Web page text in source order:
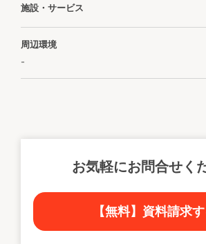
施設・サービス
周辺環境
-
お気軽にお問合せく
【無料】資料請求